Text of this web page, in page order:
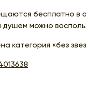
бесплатно в
можно
категория «без